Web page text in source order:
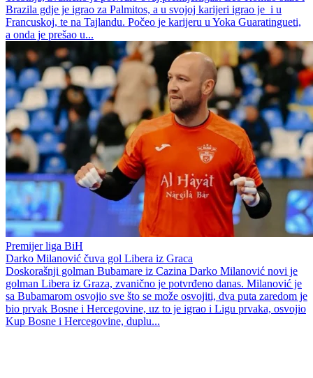
Brazila gdje je igrao za Palmitos, a u svojoj karijeri igrao je i u
Francuskoj, te na Tajlandu. Počeo je karijeru u Yoka Guaratingueti,
a onda je prešao u...
Premijer liga BiH
Darko Milanović čuva gol Libera iz Graca
Doskorašnji golman Bubamare iz Cazina Darko Milanović novi je
golman Libera iz Graza, zvanično je potvrđeno danas. Milanović je
sa Bubamarom osvojio sve što se može osvojiti, dva puta zaredom je
bio prvak Bosne i Hercegovine, uz to je igrao i Ligu prvaka, osvojio
Kup Bosne i Hercegovine, duplu...